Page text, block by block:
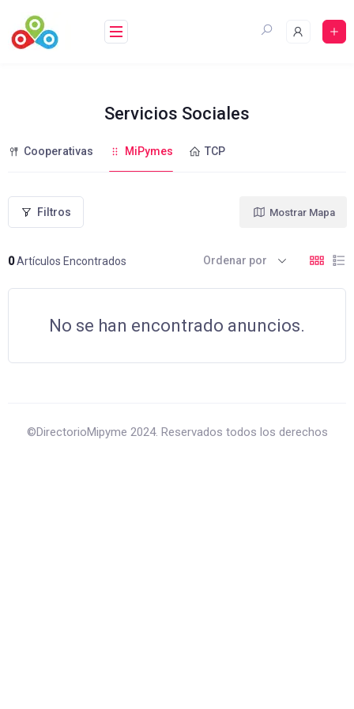
contenido
Servicios Sociales
Cooperativas MiPymes TCP
Filtros
0Artículos Encontrados
Mostrar Mapa
Ordenar por
No se han encontrado anuncios.
©DirectorioMipyme 2024. Reservados todos los derechos